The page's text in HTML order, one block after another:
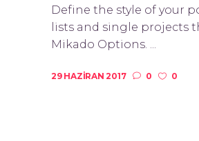
Define the style of your
lists and single projects
Mikado Options. ...
29 HAZIRAN 2017 0 0